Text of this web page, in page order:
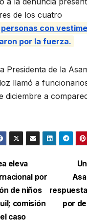
de los cuatro
personas con
por la fuerza.
Presidenta de la
llamó a
diciembre a
por
eleva
por
de niños
comisión
caso